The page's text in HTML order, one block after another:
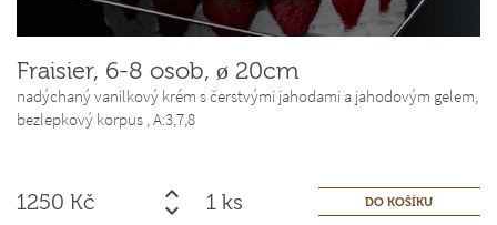
Fraisier, 6-8 osob, ø 20cm
nadýchaný vanilkový krém s čerstvými jahodami a jahodovým gelem,
bezlepkový korpus ,A:3,7,8
1250 Kč ks